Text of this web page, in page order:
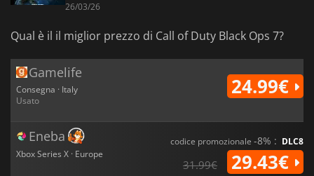
26/03/26
Qual è il il miglior prezzo di Call of Duty Black Ops 7?
Gamelife
Consegna · Italy
Usato
24.99€
Eneba
Xbox Series X · Europe
codice promozionale -8% : DLC8
31.99€ 29.43€